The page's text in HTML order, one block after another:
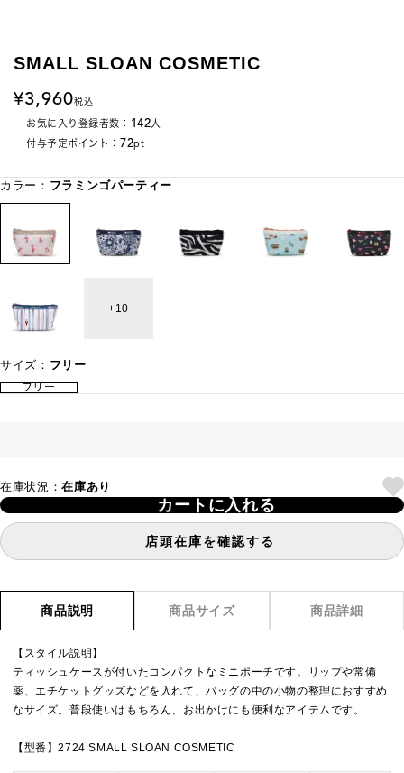
SMALL SLOAN COSMETIC
3,960税込
お気に入り登録者数： 142人
付与予定ポイント： 72pt
カラー： フラミンゴパーティー
10
サイズ： フリー
フリー
在庫状況：在庫あり
カートに入れる
店頭在庫を確認する
商品説明 商品サイズ 商品詳細
【スタイル説明】
ティッシュケースが付いたコンパクトなミニポーチです。リップや常備
薬、エチケットグッズなどを入れて、バッグの中の小物の整理におすすめ
なサイズ。普段使いはもちろん、お出かけにも便利なアイテムです。
【型番】2724 SMALL SLOAN COSMETIC